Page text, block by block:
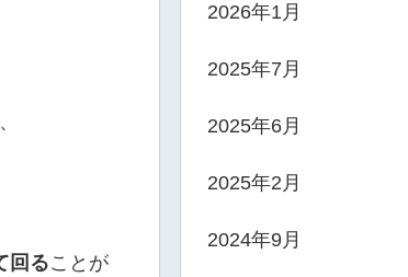
回ることが
2026年1月
2025年7月
2025年6月
2025年2月
2024年9月